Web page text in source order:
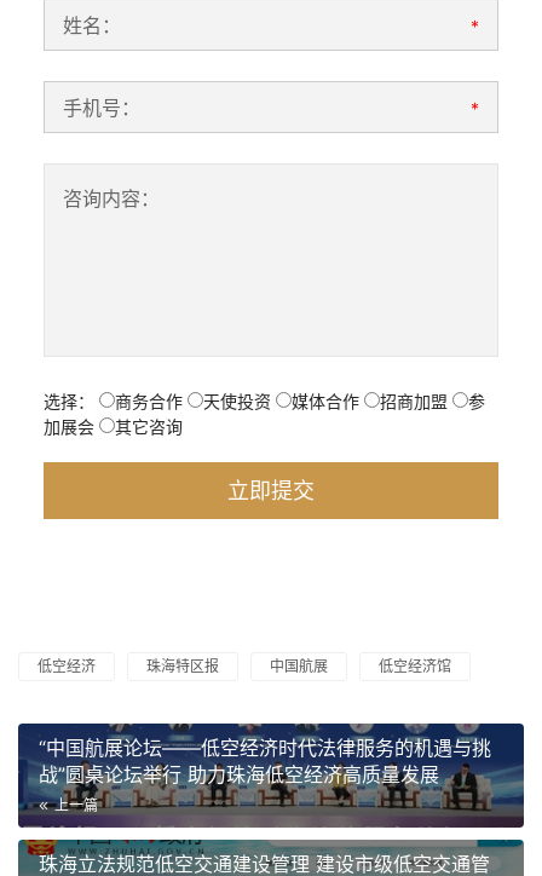
姓名： *
手机号： *
咨询内容：
选择： 商务合作 天使投资 媒体合作 招商加盟
参
加展会
其它咨询
低空经济 珠海特区报 中国航展 低空经济馆
“中国航展论坛——低空经济时代法律服务的机遇与挑
战”圆桌论坛举行 助力珠海低空经济高质量发展
上一篇
珠海立法规范低空交通建设管理 建设市级低空交通管